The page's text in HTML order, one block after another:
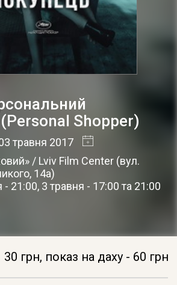
Shopper)
травня 2017
/ Lviv Film Center (вул.
14а)
21:00, 3 травня - 17:00 та 21:00
30 грн, показ на даху - 60 грн